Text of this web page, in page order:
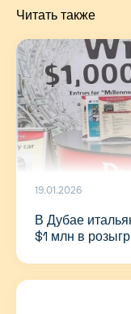
Читать также
19.01.2026
В Дубае
$1 млн в